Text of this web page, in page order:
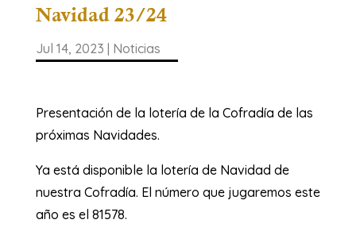
Navidad 23/24
Jul 14, 2023 Noticias
Presentación de la lotería de la Cofradía de las
próximas Navidades.
Ya está disponible la lotería de Navidad de
nuestra Cofradía. El número que jugaremos este
año es el 81578.